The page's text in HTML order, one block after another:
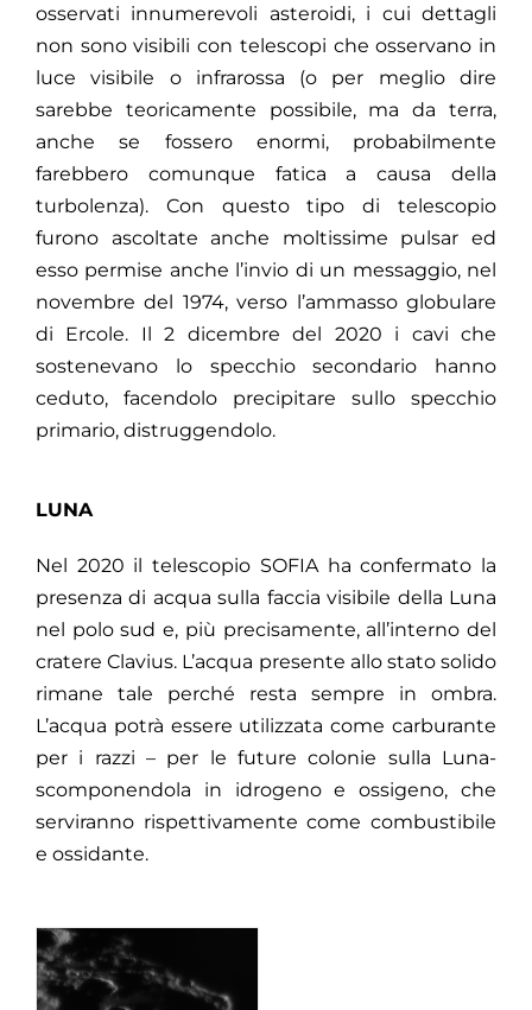
osservati innumerevoli asteroidi, i cui dettagli
non sono visibili con telescopi che osservano in
luce visibile o infrarossa (o per meglio dire
sarebbe teoricamente
possibile, ma da terra,
anche se fossero enormi, probabilmente
farebbero comunque fatica a causa della
turbolenza). Con questo tipo di telescopio
furono ascoltate anche moltissime pulsar ed
esso permise anche l’invio di un messaggio, nel
novembre del 1974, verso l’ammasso globulare
di Ercole. Il 2 dicembre del 2020 i cavi che
sostenevano lo specchio secondario hanno
ceduto,
facendolo precipitare sullo specchio
primario, distruggendolo.
LUNA‌‌
Nel 2020 il telescopio SOFIA ha confermato la
presenza di acqua sulla faccia visibile della Luna
nel polo sud e, più precisamente, all’interno del
cratere Clavius. L’acqua presente allo stato solido
rimane tale perché resta sempre in ombra.
L’acqua potrà essere utilizzata come carburante
per i razzi – per le future colonie sulla Luna-
scomponendola in idrogeno e ossigeno, che
serviranno rispettivamente come combustibile
e ossidante.